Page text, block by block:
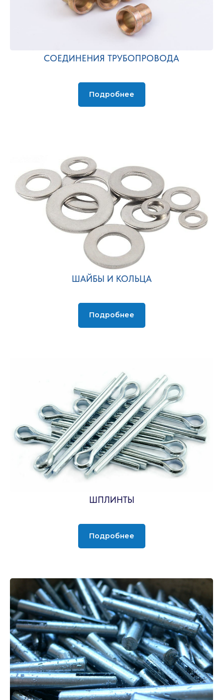
СОЕДИНЕНИЯ ТРУБОПРОВОДА
Подробнее
ШАЙБЫ И КОЛЬЦА
Подробнее
ШПЛИНТЫ
Подробнее